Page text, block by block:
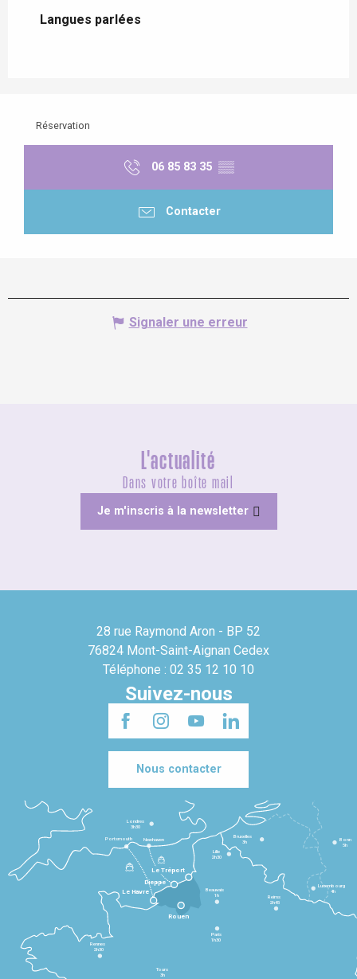
Langues parlées
Langues parlées
Réservation
06 85 83 35 ▒▒
Contacter
Signaler une erreur
L'actualité
Dans votre boîte mail
Je m'inscris à la newsletter
28 rue Raymond Aron - BP 52
76824 Mont-Saint-Aignan Cedex
Téléphone : 02 35 12 10 10
Suivez-nous
Nous contacter
Le Havre
Dieppe
Le Tréport
Rennes
2h30
Tours
3h
Paris
1h30
Beauvais
1h
Reims
2h45
Lille
2h30
Bruxelles
3h
Londres
3h30
Newhaven
Portsmouth
Bonn
5h
Luxembourg
4h
Rouen